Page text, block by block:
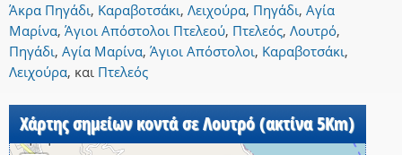
Άκρα Πηγάδι, Καραβοτσάκι, Λειχούρα, Πηγάδι, Αγία
Μαρίνα, Άγιοι Απόστολοι Πτελεού, Πτελεός, Λουτρό,
Πηγάδι, Αγία Μαρίνα, Άγιοι Απόστολοι, Καραβοτσάκι,
Λειχούρα, και Πτελεός
Χάρτης σημείων κοντά σε Λουτρό (ακτίνα 5Km)